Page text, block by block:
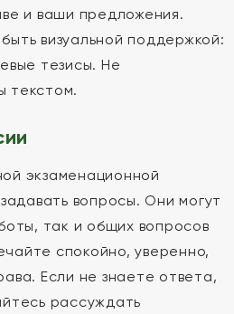
и ваши предложения.
визуальной поддержкой:
тезисы. Не
текстом.
экзаменационной
вопросы. Они могут
так и общих вопросов
спокойно, уверенно,
Если не знаете ответа,
рассуждать